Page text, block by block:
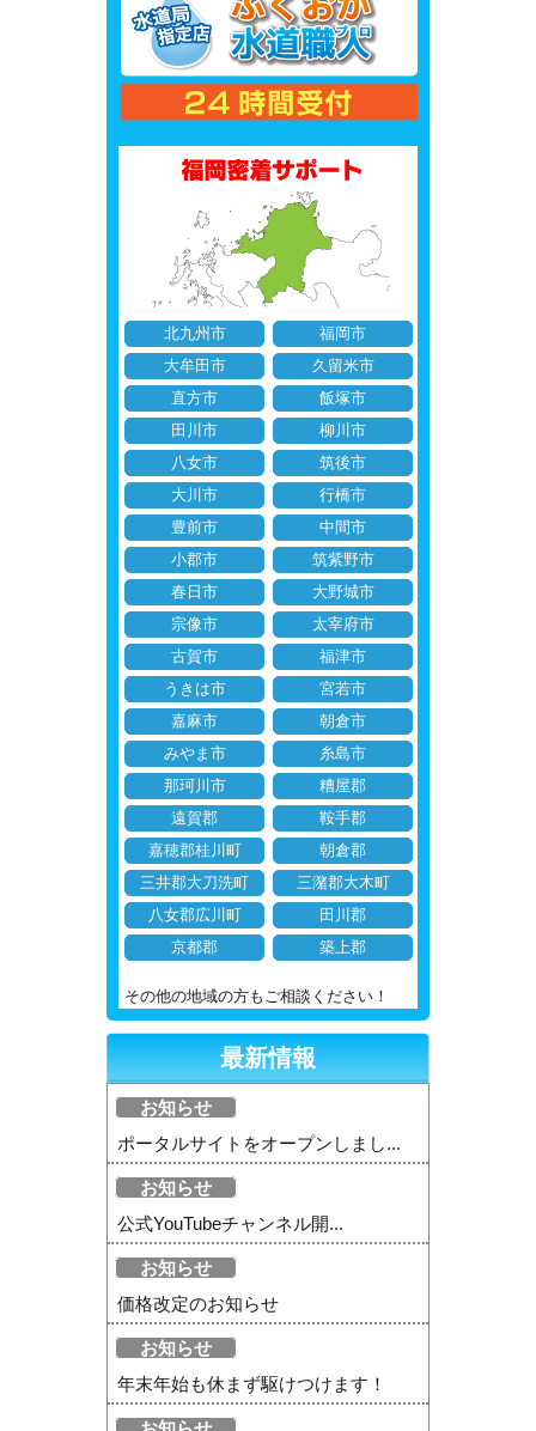
北九州市
福岡市
大牟田市
久留米市
直方市
飯塚市
田川市
柳川市
八女市
筑後市
大川市
行橋市
豊前市
中間市
小郡市
筑紫野市
春日市
大野城市
宗像市
太宰府市
古賀市
福津市
うきは市
宮若市
嘉麻市
朝倉市
みやま市
糸島市
那珂川市
糟屋郡
遠賀郡
鞍手郡
嘉穂郡桂川町
朝倉郡
三井郡大刀洗町
三潴郡大木町
八女郡広川町
田川郡
京都郡
築上郡
その他の地域の方もご相談ください！
最新情報
お知らせ
ポータルサイトをオープンしまし...
お知らせ
公式YouTubeチャンネル開...
お知らせ
価格改定のお知らせ
お知らせ
年末年始も休まず駆けつけます！